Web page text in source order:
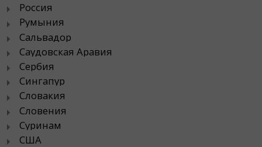
Россия
Румыния
Сальвадор
Саудовская Аравия
Сербия
Сингапур
Словакия
Словения
Суринам
США